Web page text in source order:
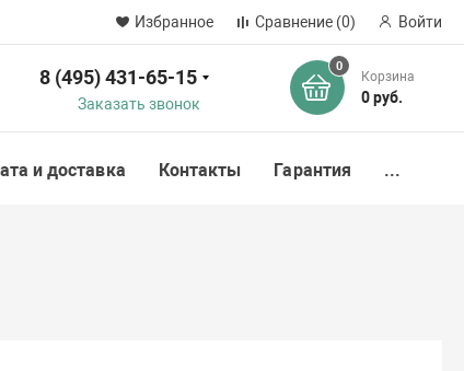
Избранное Сравнение (0) Войти
8 (495) 431-65-15
Заказать звонок
0
Корзина
0 руб.
и доставка Контакты Гарантия ...